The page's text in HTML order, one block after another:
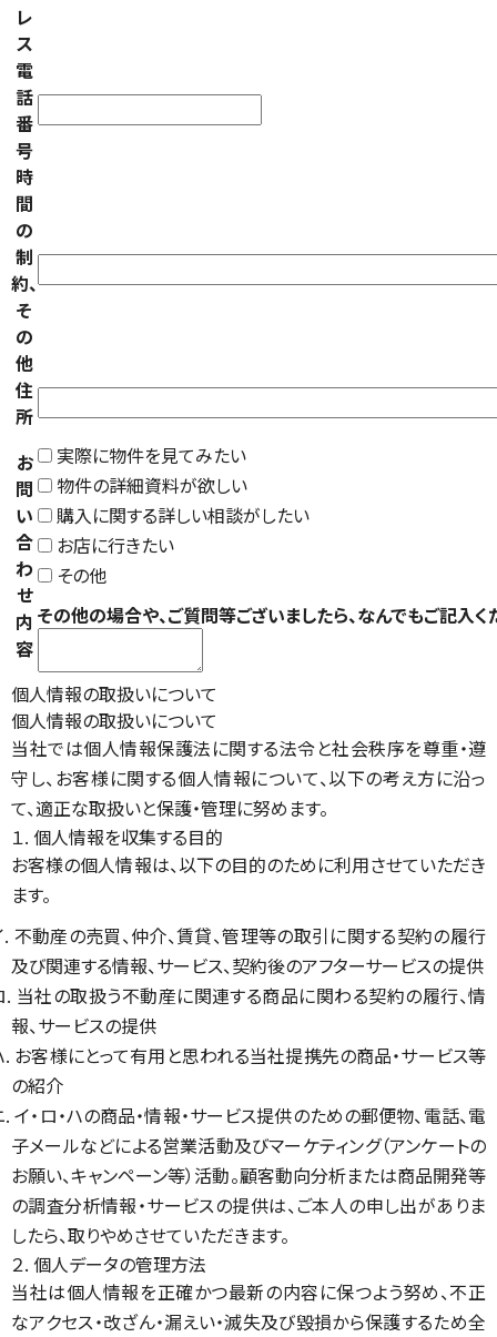
レ
ス
電
話
番
号
時
間
の
制
約、
そ
の
他
住
所
お
問
い
合
わ
せ
内
容
実際に物件を見てみたい
物件の詳細資料が欲しい
購入に関する詳しい相談がしたい
お店に行きたい
その他
その他の場合や、ご質問等ございましたら、なんでもご記入く
個人情報の取扱いについて
個人情報の取扱いについて
当社では個人情報保護法に関する法令と社会秩序を尊重・遵
守し、お客様に関する個人情報について、以下の考え方に沿っ
て、適正な取扱いと保護・管理に努めます。
１. 個人情報を収集する目的
お客様の個人情報は、以下の目的のために利用させていただき
ます。
. 不動産の売買、仲介、賃貸、管理等の取引に関する契約の履行
及び関連する情報、サービス、契約後のアフターサービスの提供
. 当社の取扱う不動産に関連する商品に関わる契約の履行、情
報、サービスの提供
. お客様にとって有用と思われる当社提携先の商品・サービス等
の紹介
. イ・ロ・ハの商品・情報・サービス提供のための郵便物、電話、電
子メールなどによる営業活動及びマーケティング（アンケートの
お願い、キャンペーン等）活動。顧客動向分析または商品開発等
の調査分析情報・サービスの提供は、ご本人の申し出がありま
したら、取りやめさせていただきます。
２. 個人データの管理方法
当社は個人情報を正確かつ最新の内容に保つよう努め、不正
なアクセス・改ざん・漏えい・滅失及び毀損から保護するため全